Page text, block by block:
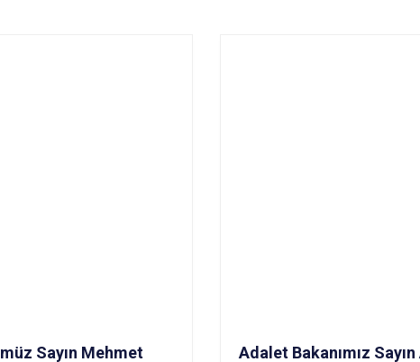
Sayın Mehmet
Adalet Bakanımız